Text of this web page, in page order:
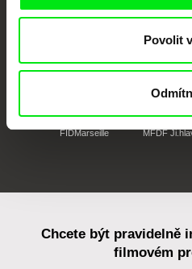
Povolit
FIDMarseille MFDF
Chcete být pravidelně
filmovém